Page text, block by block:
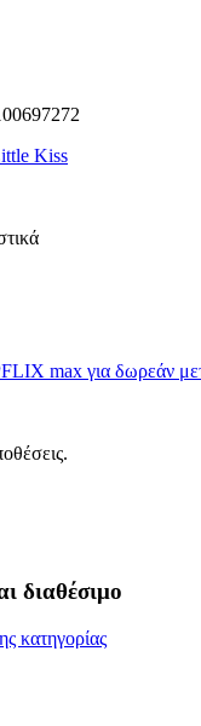
Kiss
max για δωρεάν
διαθέσιμο
κατηγορίας